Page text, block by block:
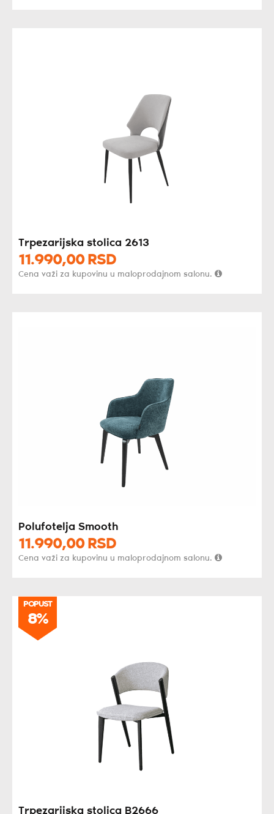
Trpezarijska stolica 2613
11.990,00 RSD
Cena važi za kupovinu u maloprodajnom salonu.
Polufotelja Smooth
11.990,00 RSD
Cena važi za kupovinu u maloprodajnom salonu.
POPUST
8%
Trpezarijska stolica B2666